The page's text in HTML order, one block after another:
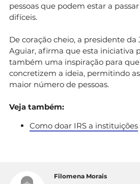
pessoas que podem estar a
difíceis.
De coração cheio, a presidente
Aguiar, afirma que esta iniciativa
também uma inspiração para
concretizem a ideia, permitindo
maior número de pessoas.
Veja também:
Como doar IRS a instituições
Filomena Morais